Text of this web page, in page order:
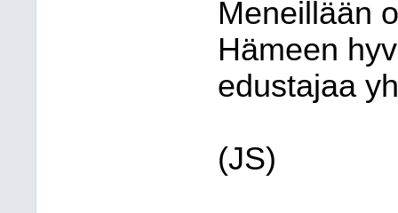
Meneillään
Hämeen
edustajaa
(JS)